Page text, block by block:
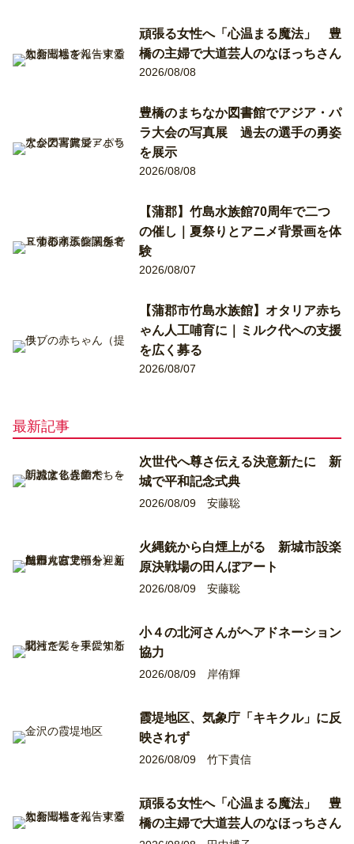
頑張る女性へ「心温まる魔法」 豊
橋の主婦で大道芸人のなほっちさん
2026/08/08
豊橋のまちなか図書館でアジア・パ
ラ大会の写真展 過去の選手の勇姿
を展示
2026/08/08
【蒲郡】竹島水族館70周年で二つ
の催し｜夏祭りとアニメ背景画を体
験
2026/08/07
【蒲郡市竹島水族館】オタリア赤ち
ゃん人工哺育に｜ミルク代への支援
を広く募る
2026/08/07
最新記事
次世代へ尊さ伝える決意新たに 新
城で平和記念式典
2026/08/09 安藤聡
火縄銃から白煙上がる 新城市設楽
原決戦場の田んぼアート
2026/08/09 安藤聡
小４の北河さんがヘアドネーション
協力
2026/08/09 岸侑輝
霞堤地区、気象庁「キキクル」に反
映されず
2026/08/09 竹下貴信
頑張る女性へ「心温まる魔法」 豊
橋の主婦で大道芸人のなほっちさん